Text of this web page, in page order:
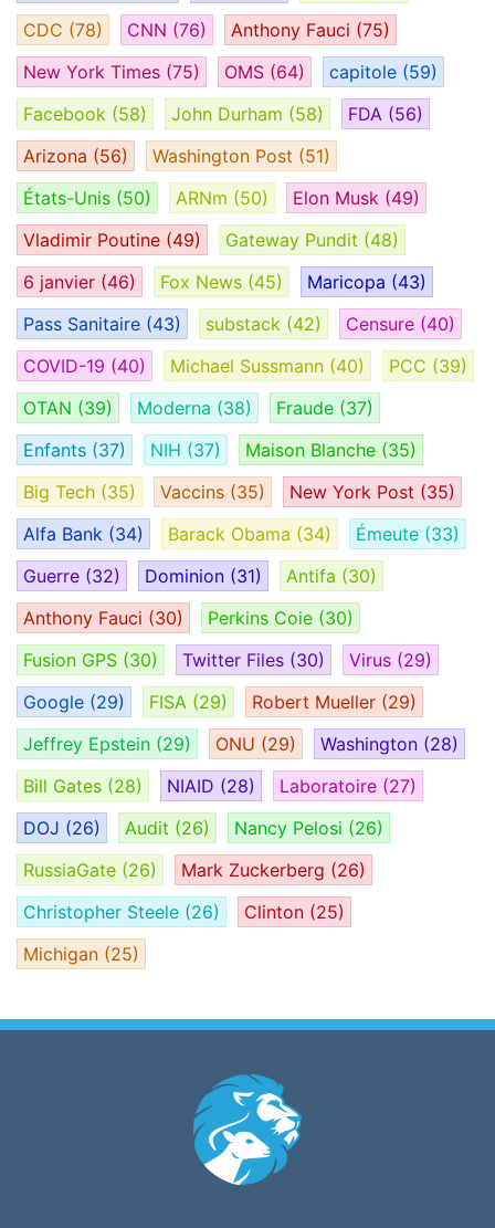
CDC (78) CNN (76) Anthony Fauci (75)
New York Times (75) OMS (64) capitole (59)
Facebook (58) John Durham (58) FDA (56)
Arizona (56) Washington Post (51)
États-Unis (50) ARNm (50) Elon Musk (49)
Vladimir Poutine (49) Gateway Pundit (48)
6 janvier (46) Fox News (45) Maricopa (43)
Pass Sanitaire (43) substack (42) Censure (40)
COVID-19 (40) Michael Sussmann (40) PCC (39)
OTAN (39) Moderna (38) Fraude (37)
Enfants (37) NIH (37) Maison Blanche (35)
Big Tech (35) Vaccins (35) New York Post (35)
Alfa Bank (34) Barack Obama (34) Émeute (33)
Guerre (32) Dominion (31) Antifa (30)
Anthony Fauci (30) Perkins Coie (30)
Fusion GPS (30) Twitter Files (30) Virus (29)
Google (29) FISA (29) Robert Mueller (29)
Jeffrey Epstein (29) ONU (29) Washington (28)
Bill Gates (28) NIAID (28) Laboratoire (27)
DOJ (26) Audit (26) Nancy Pelosi (26)
RussiaGate (26) Mark Zuckerberg (26)
Christopher Steele (26) Clinton (25)
Michigan (25)